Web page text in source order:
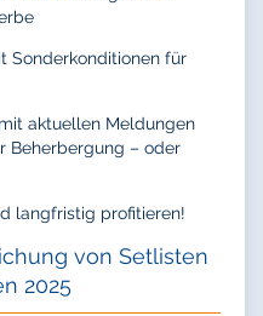
Sonderkonditionen für
aktuellen Meldungen
Beherbergung – oder
langfristig profitieren!
von Setlisten
2025